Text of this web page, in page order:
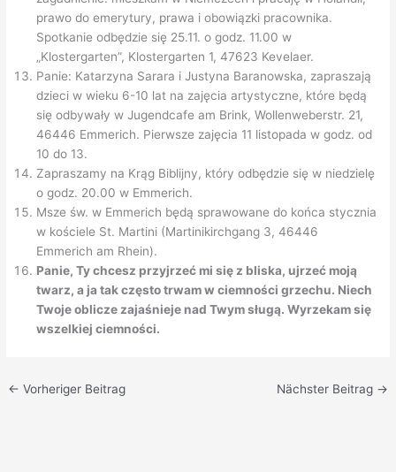
prawo do emerytury, prawa i obowiązki pracownika.
Spotkanie odbędzie się 25.11. o godz. 11.00 w
„Klostergarten”, Klostergarten 1, 47623 Kevelaer.
Panie: Katarzyna Sarara i Justyna Baranowska, zapraszają
dzieci w wieku 6-10 lat na zajęcia artystyczne, które będą
się odbywały w Jugendcafe am Brink, Wollenweberstr. 21,
46446 Emmerich. Pierwsze zajęcia 11 listopada w godz. od
10 do 13.
Zapraszamy na Krąg Biblijny, który odbędzie się w niedzielę
o godz. 20.00 w Emmerich.
Msze św. w Emmerich będą sprawowane do końca stycznia
w kościele St. Martini (Martinikirchgang 3, 46446
Emmerich am Rhein).
Panie, Ty chcesz przyjrzeć mi się z bliska, ujrzeć moją
twarz, a ja tak często trwam w ciemności grzechu. Niech
Twoje oblicze zajaśnieje nad Twym sługą. Wyrzekam się
wszelkiej ciemności.
← Vorheriger Beitrag Nächster Beitrag →